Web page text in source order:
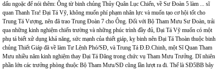
dấu ngoặc để nói thêm: Ông từ binh chủng Thủy Quân Lục Chiến, về Sư Đoàn 5 làm ... sĩ
quan Thanh Tra! Đại Tá Vỹ, không muốn phí phạm nhân lực và muốn tạo cơ hội tốt cho
Trung Tá Vượng, nên đã trao Trung Đoàn 7 cho Ông. Đối với Bộ Tham Mưu Sư Đoàn, trải
qua những kinh nghiệm chiến trường và những phúc trình đầy đủ, Đại Tá Vỹ muốn có một
phụ tá biết xử dụng khả năng, sức mạnh của thiết giáp, kỵ binh nên Đại Tá Thoàn thuộc binh
chủng Thiết Giáp đã về làm Tư Lệnh Phó/SĐ, và Trung Tá Đ.Đ.Chinh, một Sĩ Quan Tham
Mưu nhiều năm kinh nghiệm thay Đại Tá Đăng trong chức vụ Tham Mưu Trưởng. Dĩ nhiên
phần lớn các trưởng phòng thuộc Bộ Tham Mưu/SĐ cũng lần lượt ra đi. Thế là SĐ5BB bây